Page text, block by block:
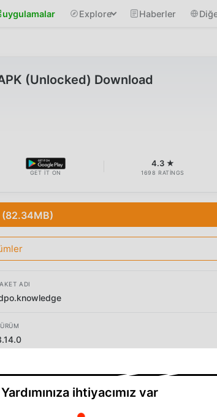
uygulamalar Explore Haberler
(Unlocked) Download
GET IT ON
4.3 ★
1698 RATINGS
(82.34MB)
ADI
Yardımınıza ihtiyacımız var